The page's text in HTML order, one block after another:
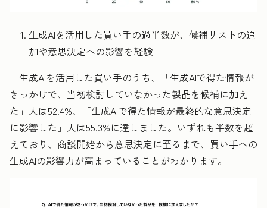
生成AIを活用した買い手の過半数が、候補リストの追
加や意思決定への影響を経験
生成AIを活用した買い手のうち、「生成AIで得た情報が
きっかけで、当初検討していなかった製品を候補に加え
た」人は52.4%、「生成AIで得た情報が最終的な意思決定
に影響した」人は55.3%に達しました。いずれも半数を超
えており、商談開始から意思決定に至るまで、買い手への
生成AIの影響力が高まっていることがわかります。